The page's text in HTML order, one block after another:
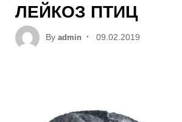
ЛЕЙКОЗ ПТИЦ
By admin
Posted
09.02.2019